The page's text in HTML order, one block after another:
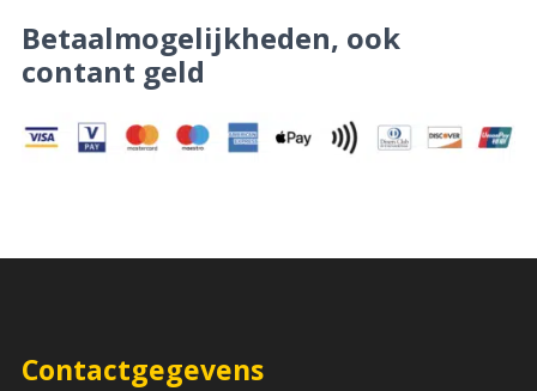
Betaalmogelijkheden, ook
contant geld
Contactgegevens